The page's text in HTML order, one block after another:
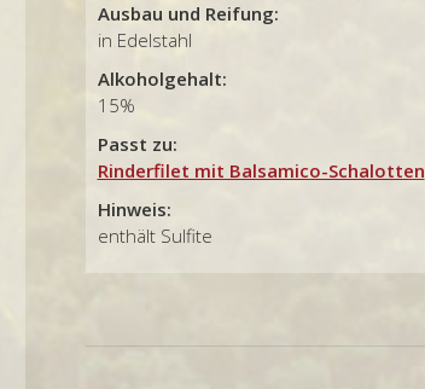
Ausbau und Reifung:
in Edelstahl
Alkoholgehalt:
15%
Passt zu:
Rinderfilet mit Balsamico-Schalotten
Hinweis:
enthält Sulfite